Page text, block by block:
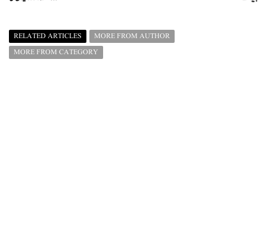
RELATED ARTICLES
MORE FROM AUTHOR
MORE FROM CATEGORY